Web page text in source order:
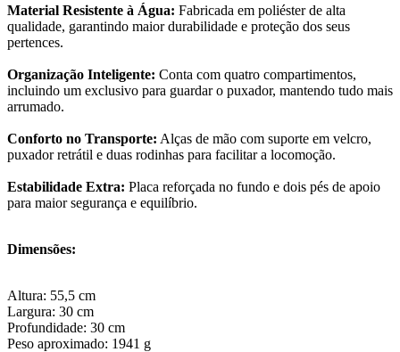
Material Resistente à Água: Fabricada em poliéster de alta
qualidade, garantindo maior durabilidade e proteção dos seus
pertences.
Organização Inteligente: Conta com quatro compartimentos,
incluindo um exclusivo para guardar o puxador, mantendo tudo mais
arrumado.
Conforto no Transporte: Alças de mão com suporte em velcro,
puxador retrátil e duas rodinhas para facilitar a locomoção.
Estabilidade Extra: Placa reforçada no fundo e dois pés de apoio
para maior segurança e equilíbrio.
Dimensões:
Altura: 55,5 cm
Largura: 30 cm
Profundidade: 30 cm
Peso aproximado: 1941 g